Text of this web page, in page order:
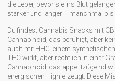
die Leber, bevor sie ins Blut
stärker und länger – manchmal bis
Du findest Cannabis Snacks mit
Cannabinoid, das beruhigt, aber
auch mit HHC einem
THC wirkt, aber rechtlich in einer
Cannabinoid, das appetitzügelnd
energischen High erzeugt . Diese